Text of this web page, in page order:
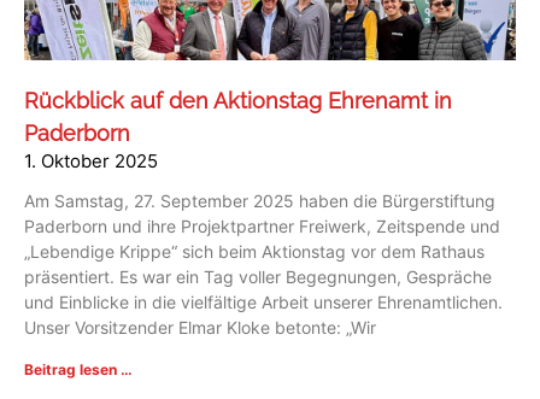
Rückblick auf den Aktionstag Ehrenamt in
Paderborn
1. Oktober 2025
Am Samstag, 27. September 2025 haben die Bürgerstiftung
Paderborn und ihre Projektpartner Freiwerk, Zeitspende und
„Lebendige Krippe“ sich beim Aktionstag vor dem Rathaus
präsentiert. Es war ein Tag voller Begegnungen, Gespräche
und Einblicke in die vielfältige Arbeit unserer Ehrenamtlichen.
Unser Vorsitzender Elmar Kloke betonte: „Wir
Beitrag lesen …